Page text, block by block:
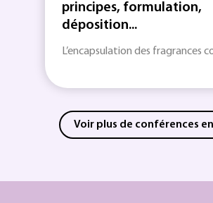
principes, formulation,
déposition...
L’encapsulation des fragrances
Voir plus de conférences